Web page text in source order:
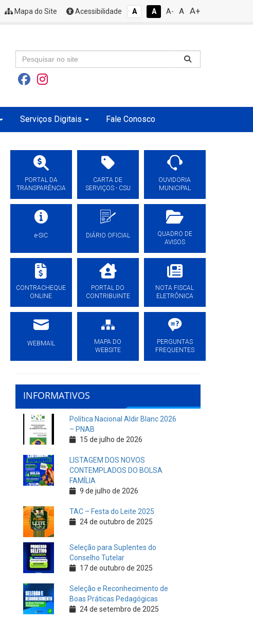
Mapa do Site Acessibilidade A A A- A A+
Serviços Digitais Fale Conosco
PORTAL DA
TRANSPARÊNCIA
CARTA DE
SERVIÇOS - CSU
OUVIDORIA
MUNICIPAL
e-SIC DIÁRIO OFICIAL
QUADRO DE
AVISOS
CONTRACHEQUE
ONLINE
PORTAL DO
CONTRIBUINTE
NOTA FISCAL
ELETRÔNICA
WEBMAIL
MAPA DO
WEBSITE
PERGUNTAS
FREQUENTES
INFORMATIVOS
Política Nacional Aldir Blanc 2026
– PNAB
15 de julho de 2026
LISTAGEM DOS NOVOS
CONTEMPLADOS DO BOLSA
FAMÍLIA
9 de julho de 2026
TAC – Festa do Leite 2025
24 de outubro de 2025
Seleção para Suplentes do
Conselho Tutelar
17 de outubro de 2025
Seleção e Reconhecimento de
Boas Práticas Pedagógicas
24 de setembro de 2025